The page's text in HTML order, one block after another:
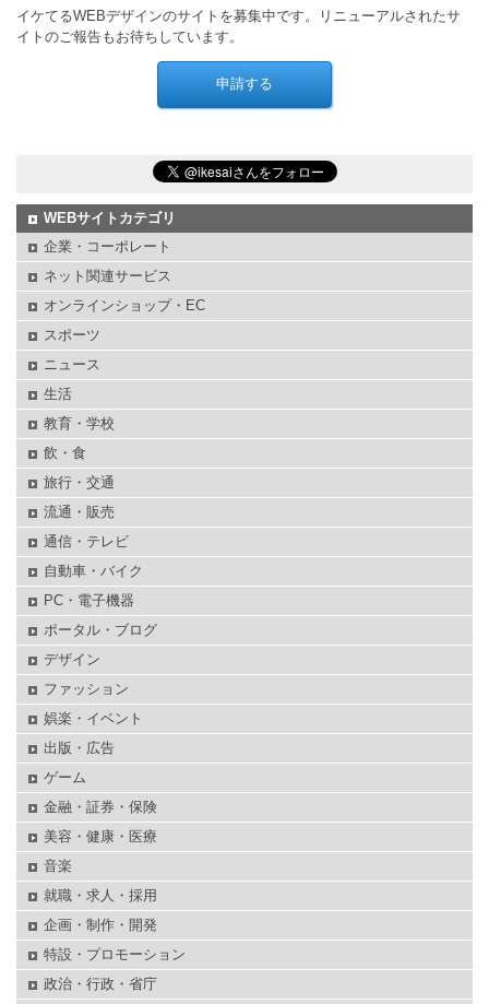
イケてるWEBデザインのサイトを募集中です。リニューアルされたサ
イトのご報告もお待ちしています。
WEBサイトカテゴリ
企業・コーポレート
ネット関連サービス
オンラインショップ・EC
スポーツ
ニュース
生活
教育・学校
飲・食
旅行・交通
流通・販売
通信・テレビ
自動車・バイク
PC・電子機器
ポータル・ブログ
デザイン
ファッション
娯楽・イベント
出版・広告
ゲーム
金融・証券・保険
美容・健康・医療
音楽
就職・求人・採用
企画・制作・開発
特設・プロモーション
政治・行政・省庁